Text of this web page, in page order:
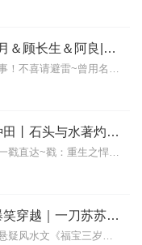
快穿之拒做炮灰|元景|紫月＆顾长生＆阿良|108世
本文双男主！两个男孩子的故事！不喜请避雷~曾用名《快穿之攻略男主的108世》【关键字】甜宠、快穿、强强、空间、末世、仙侠、灵泉、系统、医疗、1v1本文双男主，不...
美人记丨晋江金榜爆笑种田丨石头与水著灼灼韶华姐妹篇
【古言女强推荐】随意挑选，一戳直达~戳：重生之悍妻丨爆笑穿越女强丨宫斗沙雕丨轻松下饭甜宠爽戳：权宠天下丨医妃倾天下完整版六月著桃花马上请长缨同款戳：新婚夜受辱惨...
快穿之反派又黑化了｜爆笑穿越｜一刀苏苏多人VIP免费有声小说
好书推荐点击收听：爆笑都市悬疑风水文《福宝三岁半，她被八个舅舅团宠了》热播中，VIP免费点击收听爆笑穿越多人剧姊妹篇《快穿之大佬又疯了》，专辑限时免费中喜马拉雅...